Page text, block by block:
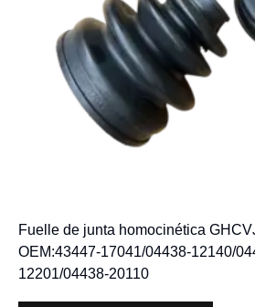
Fuelle de junta homocinética
OEM:43447-17041/04438-12140/
12201/04438-20110